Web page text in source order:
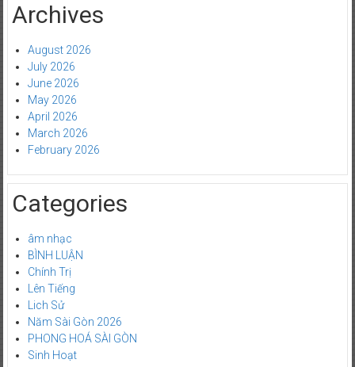
Archives
August 2026
July 2026
June 2026
May 2026
April 2026
March 2026
February 2026
Categories
âm nhạc
BÌNH LUẬN
Chính Trị
Lên Tiếng
Lich Sử
Năm Sài Gòn 2026
PHONG HOÁ SÀI GÒN
Sinh Hoạt